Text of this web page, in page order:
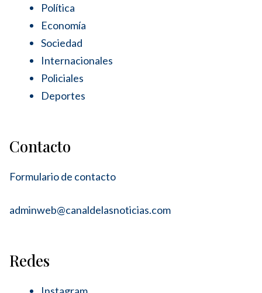
Política
Economía
Sociedad
Internacionales
Policiales
Deportes
Contacto
Formulario de contacto
adminweb@canaldelasnoticias.com
Redes